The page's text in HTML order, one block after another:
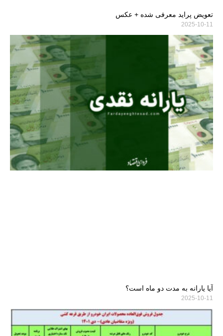
تعویض پراید معرفی شده + عکس
2025-10-11
آیا یارانه به مدت دو ماه است؟
2025-10-11